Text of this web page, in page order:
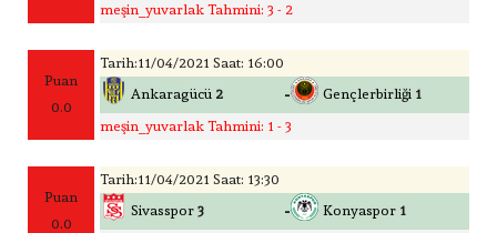
meşin_yuvarlak Tahmini: 3 - 2
Puan
0.0
Tarih:11/04/2021 Saat: 16:00
Ankaragücü 2 - Gençlerbirliği 1
meşin_yuvarlak Tahmini: 1 - 3
Puan
0.0
Tarih:11/04/2021 Saat: 13:30
Sivasspor 3 - Konyaspor 1